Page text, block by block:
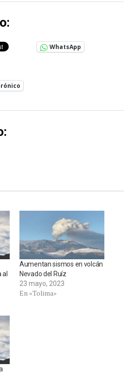
WhatsApp
Aumentan sismos en volcán
Nevado del Ruíz
23 mayo, 2023
En «Tolima»